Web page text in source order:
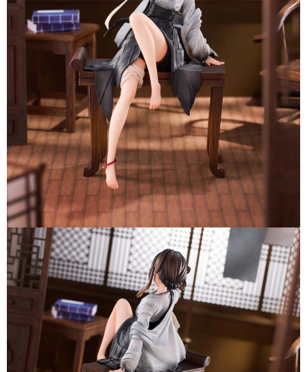
每筆NT$160，滿NT$3,000(含以上)免運費
東海門市自取，需自備購物袋取貨唷。